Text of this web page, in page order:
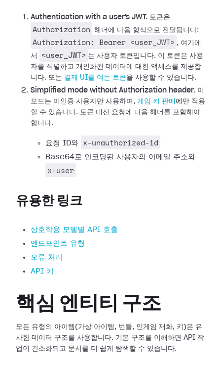
Authentication with a user's JWT. 토큰은
Authorization 헤더에 다음 형식으로 전달됩니다:
Authorization: Bearer <user_JWT> , 여기에
서
<user_JWT> 는 사용자 토큰입니다. 이 토큰은 사용
자를 식별하고 개인화된 데이터에 대한 액세스를 제공합
니다. 또는 결제 UI를 여는 토큰을 사용할 수 있습니다.
Simplified mode without Authorization header. 이
모드는 미인증 사용자만 사용하며, 게임 키 판매 에만 적용
할 수 있습니다. 토큰 대신 요청에 다음 헤더를 포함해야
합니다.
요청 ID와 x-unauthorized-id
Base64로 인코딩된 사용자의 이메일 주소와
x-user
유용한 링크
상호작용 모델별 API 호출
엔드포인트 유형
오류 처리
API 키
핵심 엔티티 구조
모든 유형의 아이템(가상 아이템, 번들, 인게임 재화, 키)은 유
사한 데이터 구조를 사용합니다. 기본 구조를 이해하면 API 작
업이 간소화되고 문서를 더 쉽게 탐색할 수 있습니다.